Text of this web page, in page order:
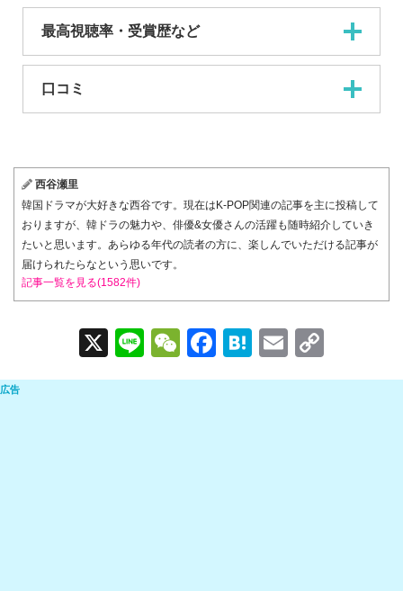
最高視聴率・受賞歴など
口コミ
西谷瀬里
韓国ドラマが大好きな西谷です。現在はK-POP関連の記事を主に投稿して
おりますが、韓ドラの魅力や、俳優&女優さんの活躍も随時紹介していき
たいと思います。あらゆる年代の読者の方に、楽しんでいただける記事が
届けられたらなという思いです。
記事一覧を見る(1582件)
X
Li
n
W
e
F
a
H
at
E
m o